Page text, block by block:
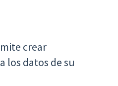
crear
los datos de su